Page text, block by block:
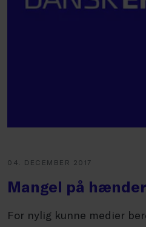
04. DECEMBER 2017
Mangel på
For nylig kunne medier